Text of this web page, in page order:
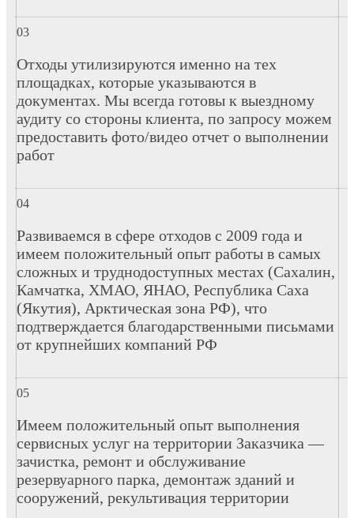
Отходы утилизируются именно на тех
площадках, которые указываются в
документах. Мы всегда готовы к выездному
аудиту со стороны клиента, по запросу можем
предоставить фото/видео отчет о выполнении
работ
Развиваемся в сфере отходов с 2009 года и
имеем положительный опыт работы в самых
сложных и труднодоступных местах (Сахалин,
Камчатка, ХМАО, ЯНАО, Республика Саха
(Якутия), Арктическая зона РФ), что
подтверждается благодарственными письмами
от крупнейших компаний РФ
Имеем положительный опыт выполнения
сервисных услуг на территории Заказчика —
зачистка, ремонт и обслуживание
резервуарного парка, демонтаж зданий и
сооружений, рекультивация территории